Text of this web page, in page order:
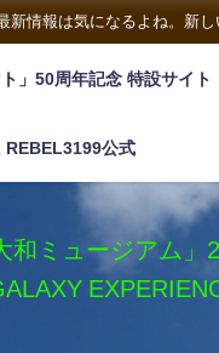
情報は気になるよね。新し
ト」50周年記念 特設サイト
REBEL3199公式
ミュージアム」